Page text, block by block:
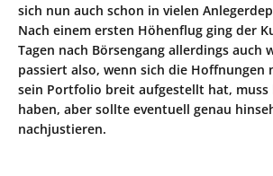
sich nun auch schon in vielen
Nach einem ersten Höhenflug ging der
Tagen nach Börsengang allerdings auch
passiert also, wenn sich die Hoffnungen
sein Portfolio breit aufgestellt hat, muss
haben, aber sollte eventuell genau
nachjustieren.